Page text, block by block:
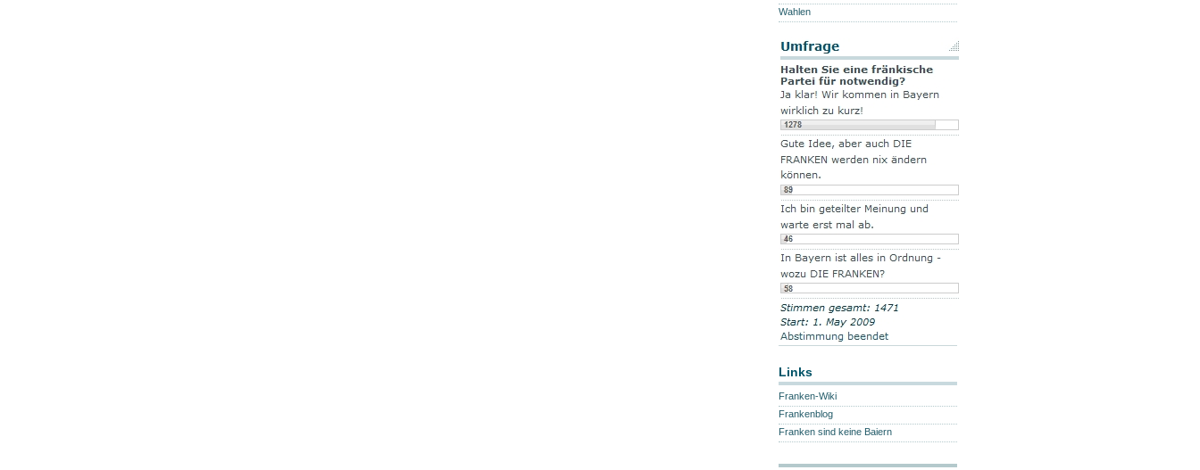
Wahlen
Links
Franken-Wiki
Frankenblog
Franken sind keine Baiern